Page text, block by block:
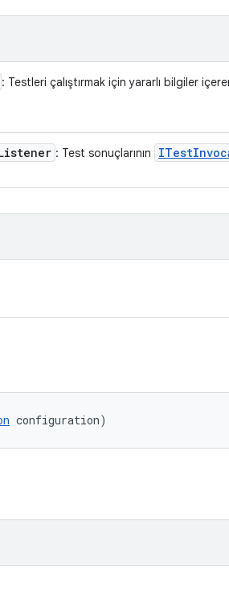
: Testleri çalıştırmak için yararlı bilgiler
: Test sonuçlarının ITest
configuration)